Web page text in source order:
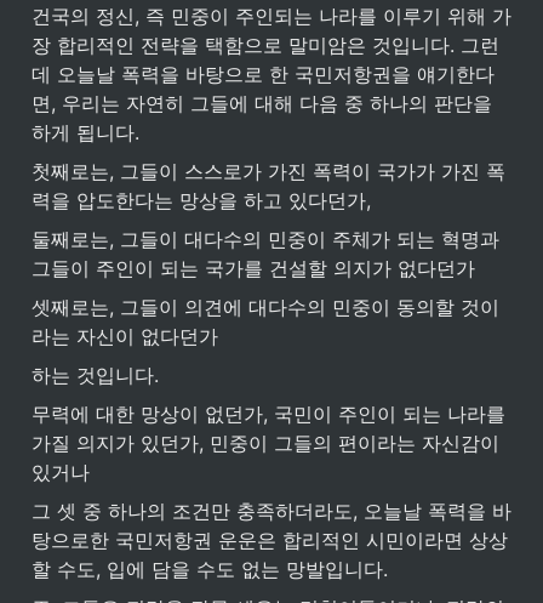
건국의 정신, 즉 민중이 주인되는 나라를 이루기 위해 가
장 합리적인 전략을 택함으로 말미암은 것입니다. 그런
데 오늘날 폭력을 바탕으로 한 국민저항권을 얘기한다
면, 우리는 자연히 그들에 대해 다음 중 하나의 판단을
하게 됩니다.
첫째로는, 그들이 스스로가 가진 폭력이 국가가 가진 폭
력을 압도한다는 망상을 하고 있다던가,
둘째로는, 그들이 대다수의 민중이 주체가 되는 혁명과
그들이 주인이 되는 국가를 건설할 의지가 없다던가
셋째로는, 그들이 의견에 대다수의 민중이 동의할 것이
라는 자신이 없다던가
하는 것입니다.
무력에 대한 망상이 없던가, 국민이 주인이 되는 나라를
가질 의지가 있던가, 민중이 그들의 편이라는 자신감이
있거나
그 셋 중 하나의 조건만 충족하더라도, 오늘날 폭력을 바
탕으로한 국민저항권 운운은 합리적인 시민이라면 상상
할 수도, 입에 담을 수도 없는 망발입니다.